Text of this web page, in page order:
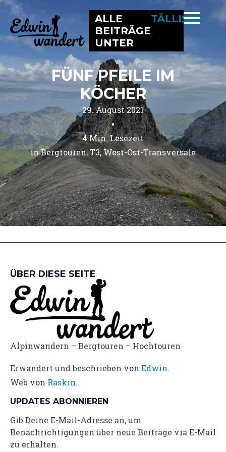
ALLE
BEITRÄGE
UNTER
TÄLLISEE
FÜNF PFEILE IM
KÖCHER
29. August 2021
•
4Min. Lesezeit
in Bergtouren T3 West-Ost-Transversale
ÜBER DIESE SEITE
Alpinwandern – Bergtouren – Hochtouren
Erwandert und beschrieben von Edwin.
Web von Raskin.
UPDATES ABONNIEREN
Gib Deine E-Mail-Adresse an, um
Benachrichtigungen über neue Beiträge via E-Mail
zu erhalten.